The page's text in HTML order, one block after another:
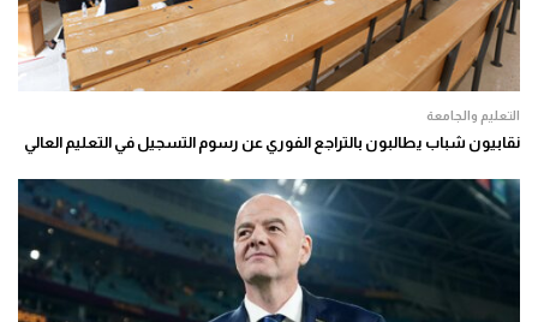
التعليم والجامعة
نقابيون شباب يطالبون بالتراجع الفوري عن رسوم التسجيل في التعليم العالي